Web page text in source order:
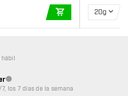
AÑADIR A LA
20g
Atención al cliente no disponible
los 7 días de la semana